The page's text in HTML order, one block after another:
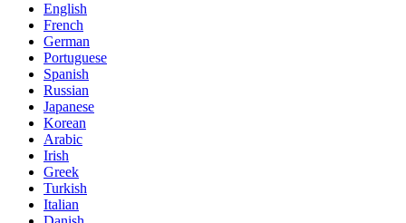
English
French
German
Portuguese
Spanish
Russian
Japanese
Korean
Arabic
Irish
Greek
Turkish
Italian